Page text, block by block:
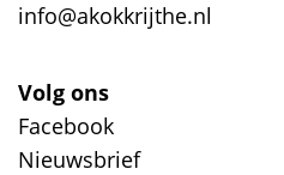
info@akokkrijthe.nl
Volg ons
Facebook
Nieuwsbrief